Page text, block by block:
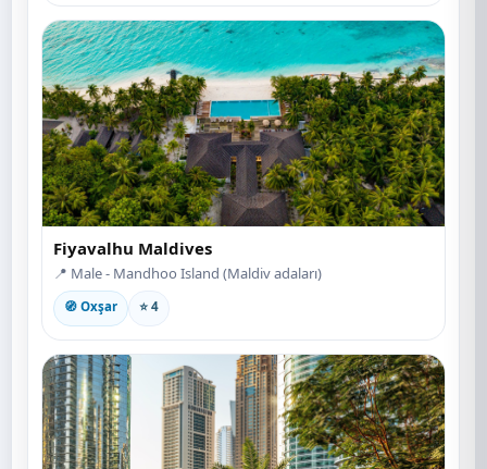
Fiyavalhu Maldives
📍 Male - Mandhoo Island (Maldiv adaları)
🧭 Oxşar ⭐ 4